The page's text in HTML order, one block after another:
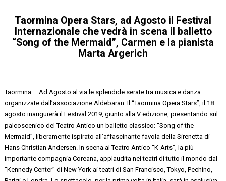
Taormina Opera Stars, ad Agosto il Festival
Internazionale che vedrà in scena il balletto
“Song of the Mermaid”, Carmen e la pianista
Marta Argerich
Taormina – Ad Agosto al via le splendide serate tra musica e danza
organizzate dall’associazione Aldebaran. Il “Taormina Opera Stars”, il 18
agosto inaugurerà il Festival 2019, giunto alla V edizione, presentando sul
palcoscenico del Teatro Antico un balletto classico: “Song of the
Mermaid”, liberamente ispirato all’affascinante favola della Sirenetta di
Hans Christian Andersen. In scena al Teatro Antico “K-Arts”, la più
importante compagnia Coreana, applaudita nei teatri di tutto il mondo dal
“Kennedy Center” di New York ai teatri di San Francisco, Tokyo, Pechino,